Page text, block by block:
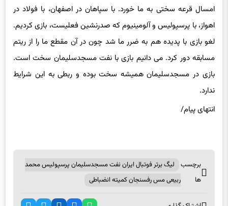
اهواز، با پرسپولیس و آلومینیوم که صدرنشین فعلیست، بازی کردیم.
لغو بازی با پدیده هم به ضرر ما شد چون در آن مقطع ما را از ریتم
مسابقه دور کرد. می دانیم بازی با نفت مسجدسلیمان سخت است.
بازی در مسجدسلیمان همیشه سخت بوده و ربطی به این شرایط
ندارد.
انتهای پیام/
ها
ربیعی مس رفسنجان کمیته انضباطی